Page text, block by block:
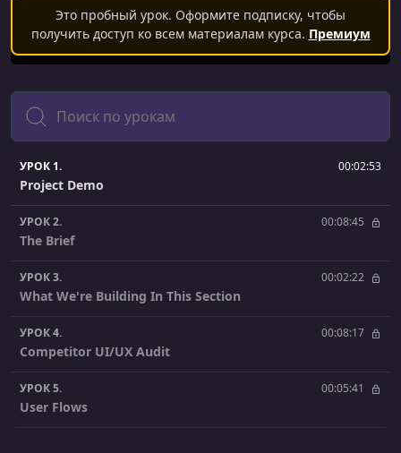
Это пробный урок. Оформите подписку, чтобы
получить доступ ко всем материалам курса. Премиум
Поиск
УРОК 1. 00:02:53
Project Demo
УРОК 2. 00:08:45
The Brief
УРОК 3. 00:02:22
What We're Building In This Section
УРОК 4. 00:08:17
Competitor UI/UX Audit
УРОК 5. 00:05:41
User Flows